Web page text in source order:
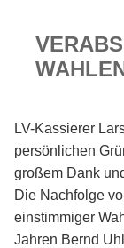
LV-Kassierer
persönlichen
großem Dank
Die Nachfolge
einstimmiger
Jahren Bernd